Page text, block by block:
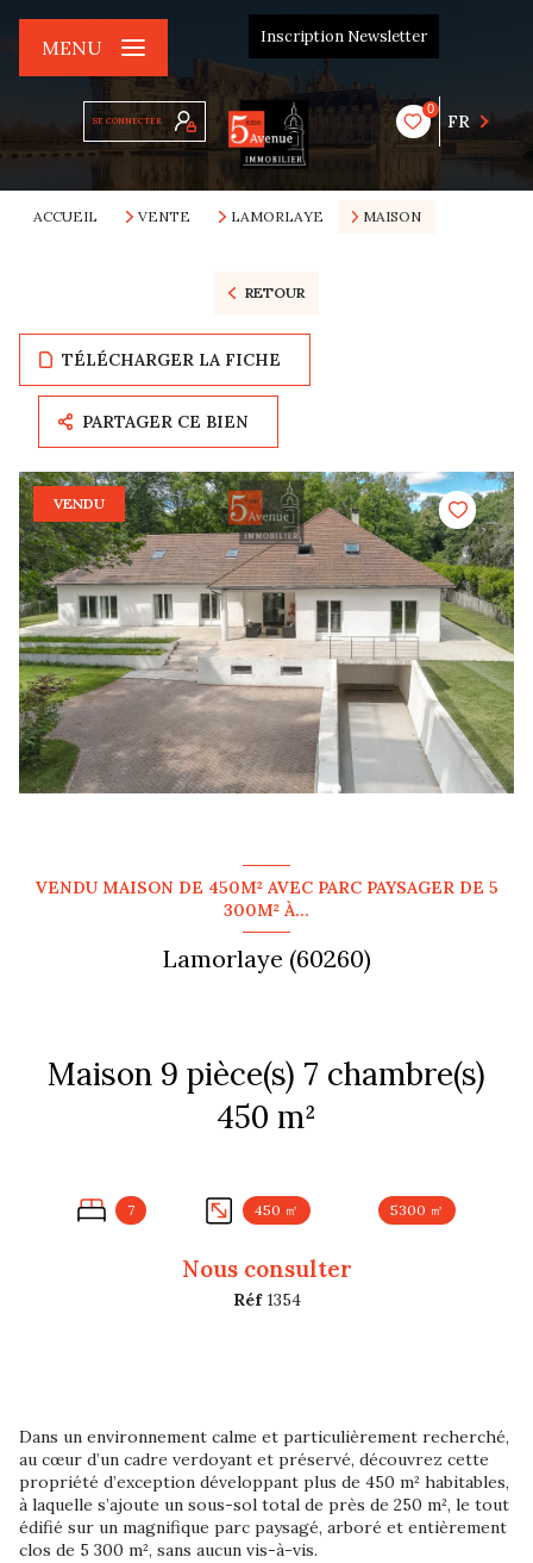
SE CONNECTER
Inscription Newsletter
0
FR
MENU
ACCUEIL VENTE LAMORLAYE MAISON
RETOUR
TÉLÉCHARGER LA FICHE
PARTAGER CE BIEN
VENDU
VENDU MAISON DE 450M² AVEC PARC PAYSAGER DE 5
300M² À...
Lamorlaye (60260)
Maison 9 pièce(s) 7 chambre(s)
450 m²
7 450 ㎡ 5300 ㎡
Nous consulter
Réf 1354
Dans un environnement calme et particulièrement recherché,
au cœur d’un cadre verdoyant et préservé, découvrez cette
propriété d’exception développant plus de 450 m² habitables,
à laquelle s’ajoute un sous-sol total de près de 250 m², le tout
édifié sur un magnifique parc paysagé, arboré et entièrement
clos de 5 300 m², sans aucun vis-à-vis.